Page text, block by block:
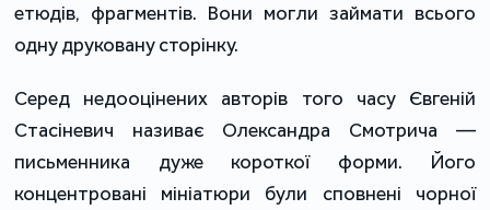
етюдів, фрагментів. Вони могли займати всього
одну друковану сторінку.
Серед недооцінених авторів того часу Євгеній
Стасіневич називає Олександра Смотрича —
письменника дуже короткої форми. Його
концентровані мініатюри були сповнені чорної